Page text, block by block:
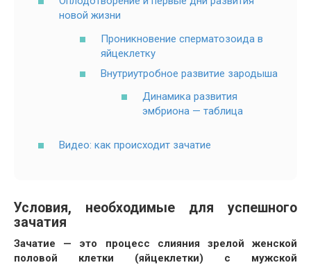
новой жизни
Проникновение сперматозоида в
яйцеклетку
Внутриутробное развитие зародыша
Динамика развития
эмбриона — таблица
Видео: как происходит зачатие
Условия, необходимые для успешного
зачатия
Зачатие — это процесс слияния зрелой женской
половой клетки (яйцеклетки) с мужской